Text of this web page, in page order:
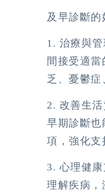
及早診斷的
1. 治療與
間接受適
乏、憂鬱症
2. 改善生
早期診斷也
項，強化支
3. 心理健
理解疾病，